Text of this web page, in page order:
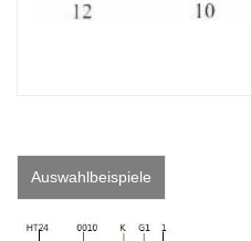
Auswahlbeispiele